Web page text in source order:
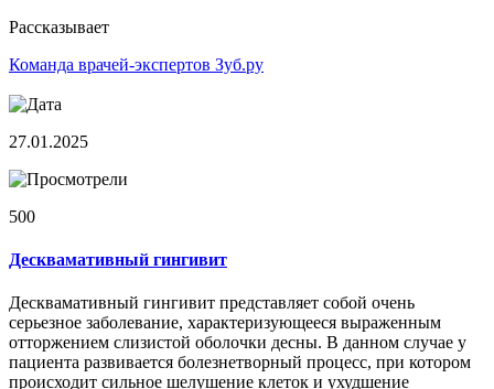
Рассказывает
Команда врачей-экспертов Зуб.ру
27.01.2025
500
Десквамативный гингивит
Десквамативный гингивит представляет собой очень
серьезное заболевание, характеризующееся выраженным
отторжением слизистой оболочки десны. В данном случае у
пациента развивается болезнетворный процесс, при котором
происходит сильное шелушение клеток и ухудшение